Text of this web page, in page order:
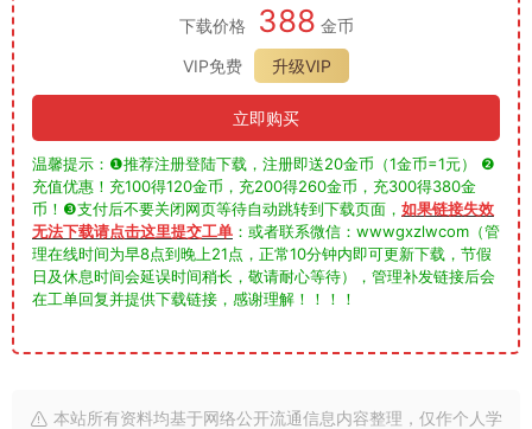
下载价格 388 金币
VIP免费
升级VIP
立即购买
温馨提示：❶推荐注册登陆下载，注册即送20金币（1金币=1元） ❷
充值优惠！充100得120金币，充200得260金币，充300得380金
币！❸支付后不要关闭网页等待自动跳转到下载页面， 如果链接失效
无法下载请点击这里提交工单 ：或者联系微信：wwwgxzlwcom（管
理在线时间为早8点到晚上21点，正常10分钟内即可更新下载，节假
日及休息时间会延误时间稍长，敬请耐心等待），管理补发链接后会
在工单回复并提供下载链接，感谢理解！！！！
本站所有资料均基于网络公开流通信息内容整理，仅作个人学